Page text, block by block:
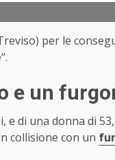
per le
“.
e un
e di una donna di
collisione con un